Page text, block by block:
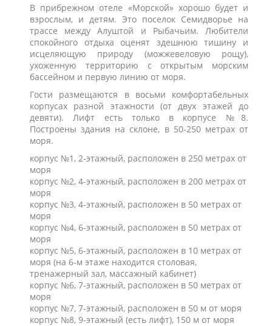
В прибрежном отеле «Морской» хорошо будет и
взрослым, и детям. Это поселок Семидворье на
трассе между Алуштой и Рыбачьим. Любители
спокойного отдыха оценят здешнюю тишину и
исцеляющую природу (можжевеловую рощу),
ухоженную территорию с открытым морским
бассейном и первую линию от моря.
Гости размещаются в восьми комфортабельных
корпусах разной этажности (от двух этажей до
девяти). Лифт есть только в корпусе №8.
Построены здания на склоне, в 50-250 метрах от
моря.
корпус №1, 2-этажный, расположен в 250 метрах от
моря
корпус №2, 4-этажный, расположен в 200 метрах от
моря
корпус №3, 4-этажный, расположен в 50 метрах от
моря
корпус №4, 6-этажный, расположен в 50 метрах от
моря
корпус №5, 6-этажный, расположен в 10 метрах от
моря (на 6-м этаже находится столовая,
тренажерный зал, массажный кабинет)
корпус №6, 7-этажный, расположен в 50 метрах от
моря
корпус №7, 7-этажный, расположен в 50 м от моря
корпус №8, 9-этажный (есть лифт), 150 м от моря